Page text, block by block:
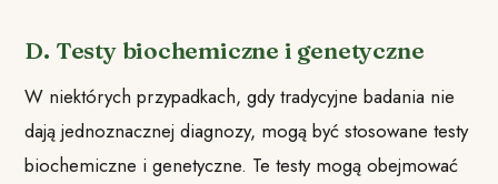
D. Testy biochemiczne i genetyczne
W niektórych przypadkach, gdy tradycyjne badania nie
dają jednoznacznej diagnozy, mogą być stosowane testy
biochemiczne i genetyczne. Te testy mogą obejmować